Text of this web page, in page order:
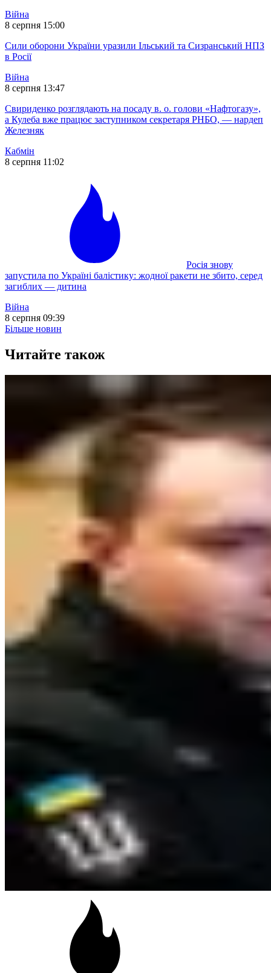
Війна
8 серпня 15:00
Сили оборони України уразили Ільський та Сизранський НПЗ
в Росії
Війна
8 серпня 13:47
Свириденко розглядають на посаду в. о. голови «Нафтогазу»,
а Кулеба вже працює заступником секретаря РНБО, — нардеп
Железняк
Кабмін
8 серпня 11:02
Росія знову
запустила по Україні балістику: жодної ракети не збито, серед
загиблих — дитина
Війна
8 серпня 09:39
Більше новин
Читайте також